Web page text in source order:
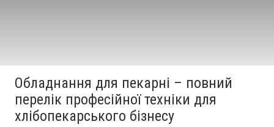
Обладнання для пекарні – повний
перелік професійної техніки для
хлібопекарського бізнесу